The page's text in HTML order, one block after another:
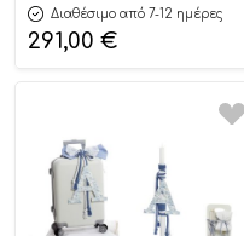
Bellissimo
Διαθέσιμο από 7-12 ημέρες
291,00 €